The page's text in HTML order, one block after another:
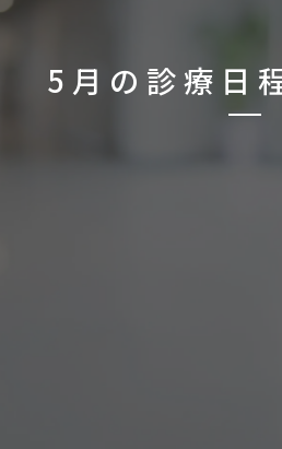
5月の診療日